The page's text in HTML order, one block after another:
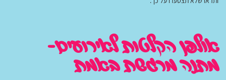
אולפן הקלטות לאירועים-
מתנה מרגשת באמת